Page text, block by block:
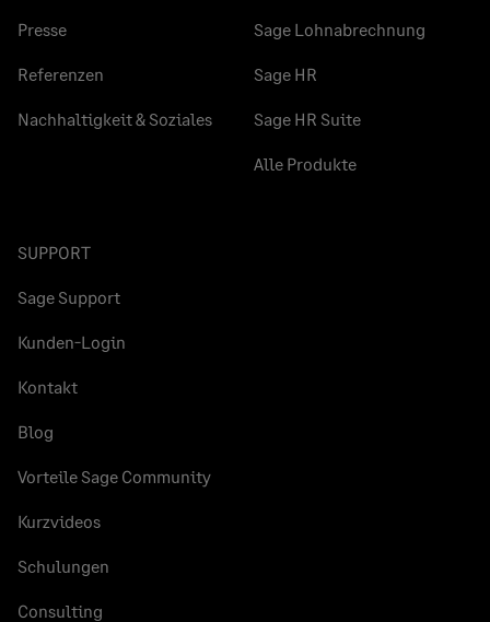
Presse
Referenzen
Nachhaltigkeit & Soziales
Sage Lohnabrechnung
Sage HR
Sage HR Suite
Alle Produkte
SUPPORT
Sage Support
Kunden-Login
Kontakt
Blog
Vorteile Sage Community
Kurzvideos
Schulungen
Consulting